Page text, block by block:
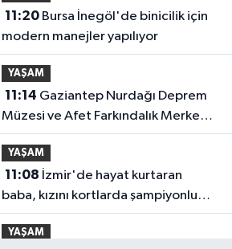
11:20Bursa İnegöl'de binicilik için
modern manejler yapılıyor
YAŞAM
11:14
Müzesi ve Afet Farkındalık Merkezi
için iş birliği
YAŞAM
11:08
baba, kızını kortlarda şampiyonluğa
hazırlıyor
YAŞAM